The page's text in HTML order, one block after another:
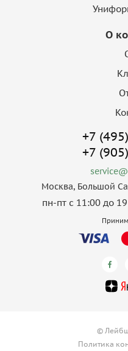
О
+7
+7
Москва, Большой
пн-пт с 11:00 до
©
Политика